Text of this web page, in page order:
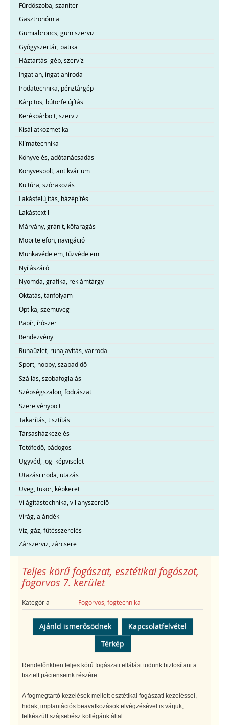
Fürdőszoba, szaniter
Gasztronómia
Gumiabroncs, gumiszerviz
Gyógyszertár, patika
Háztartási gép, szervíz
Ingatlan, ingatlaniroda
Irodatechnika, pénztárgép
Kárpitos, bútorfelújítás
Kerékpárbolt, szerviz
Kisállatkozmetika
Klímatechnika
Könyvelés, adótanácsadás
Könyvesbolt, antikvárium
Kultúra, szórakozás
Lakásfelújítás, házépítés
Lakástextil
Márvány, gránit, kőfaragás
Mobiltelefon, navigáció
Munkavédelem, tűzvédelem
Nyílászáró
Nyomda, grafika, reklámtárgy
Oktatás, tanfolyam
Optika, szemüveg
Papír, írószer
Rendezvény
Ruhaüzlet, ruhajavítás, varroda
Sport, hobby, szabadidő
Szállás, szobafoglalás
Szépségszalon, fodrászat
Szerelvénybolt
Takarítás, tisztítás
Társasházkezelés
Tetőfedő, bádogos
Ügyvéd, jogi képviselet
Utazási iroda, utazás
Üveg, tükör, képkeret
Világítástechnika, villanyszerelő
Virág, ajándék
Víz, gáz, fűtésszerelés
Zárszerviz, zárcsere
Teljes körű fogászat, esztétikai fogászat,
fogorvos 7. kerület
Kategória Fogorvos, fogtechnika
Ajánld ismerősödnek
Kapcsolatfelvétel
Térkép
Rendelőnkben teljes körű fogászati ellátást tudunk biztosítani a
tisztelt pácienseink részére.
A fogmegtartó kezelések mellett esztétikai fogászati kezeléssel,
hidak, implantációs beavatkozások elvégzésével is várjuk,
felkészült szájsebész kollégánk által.